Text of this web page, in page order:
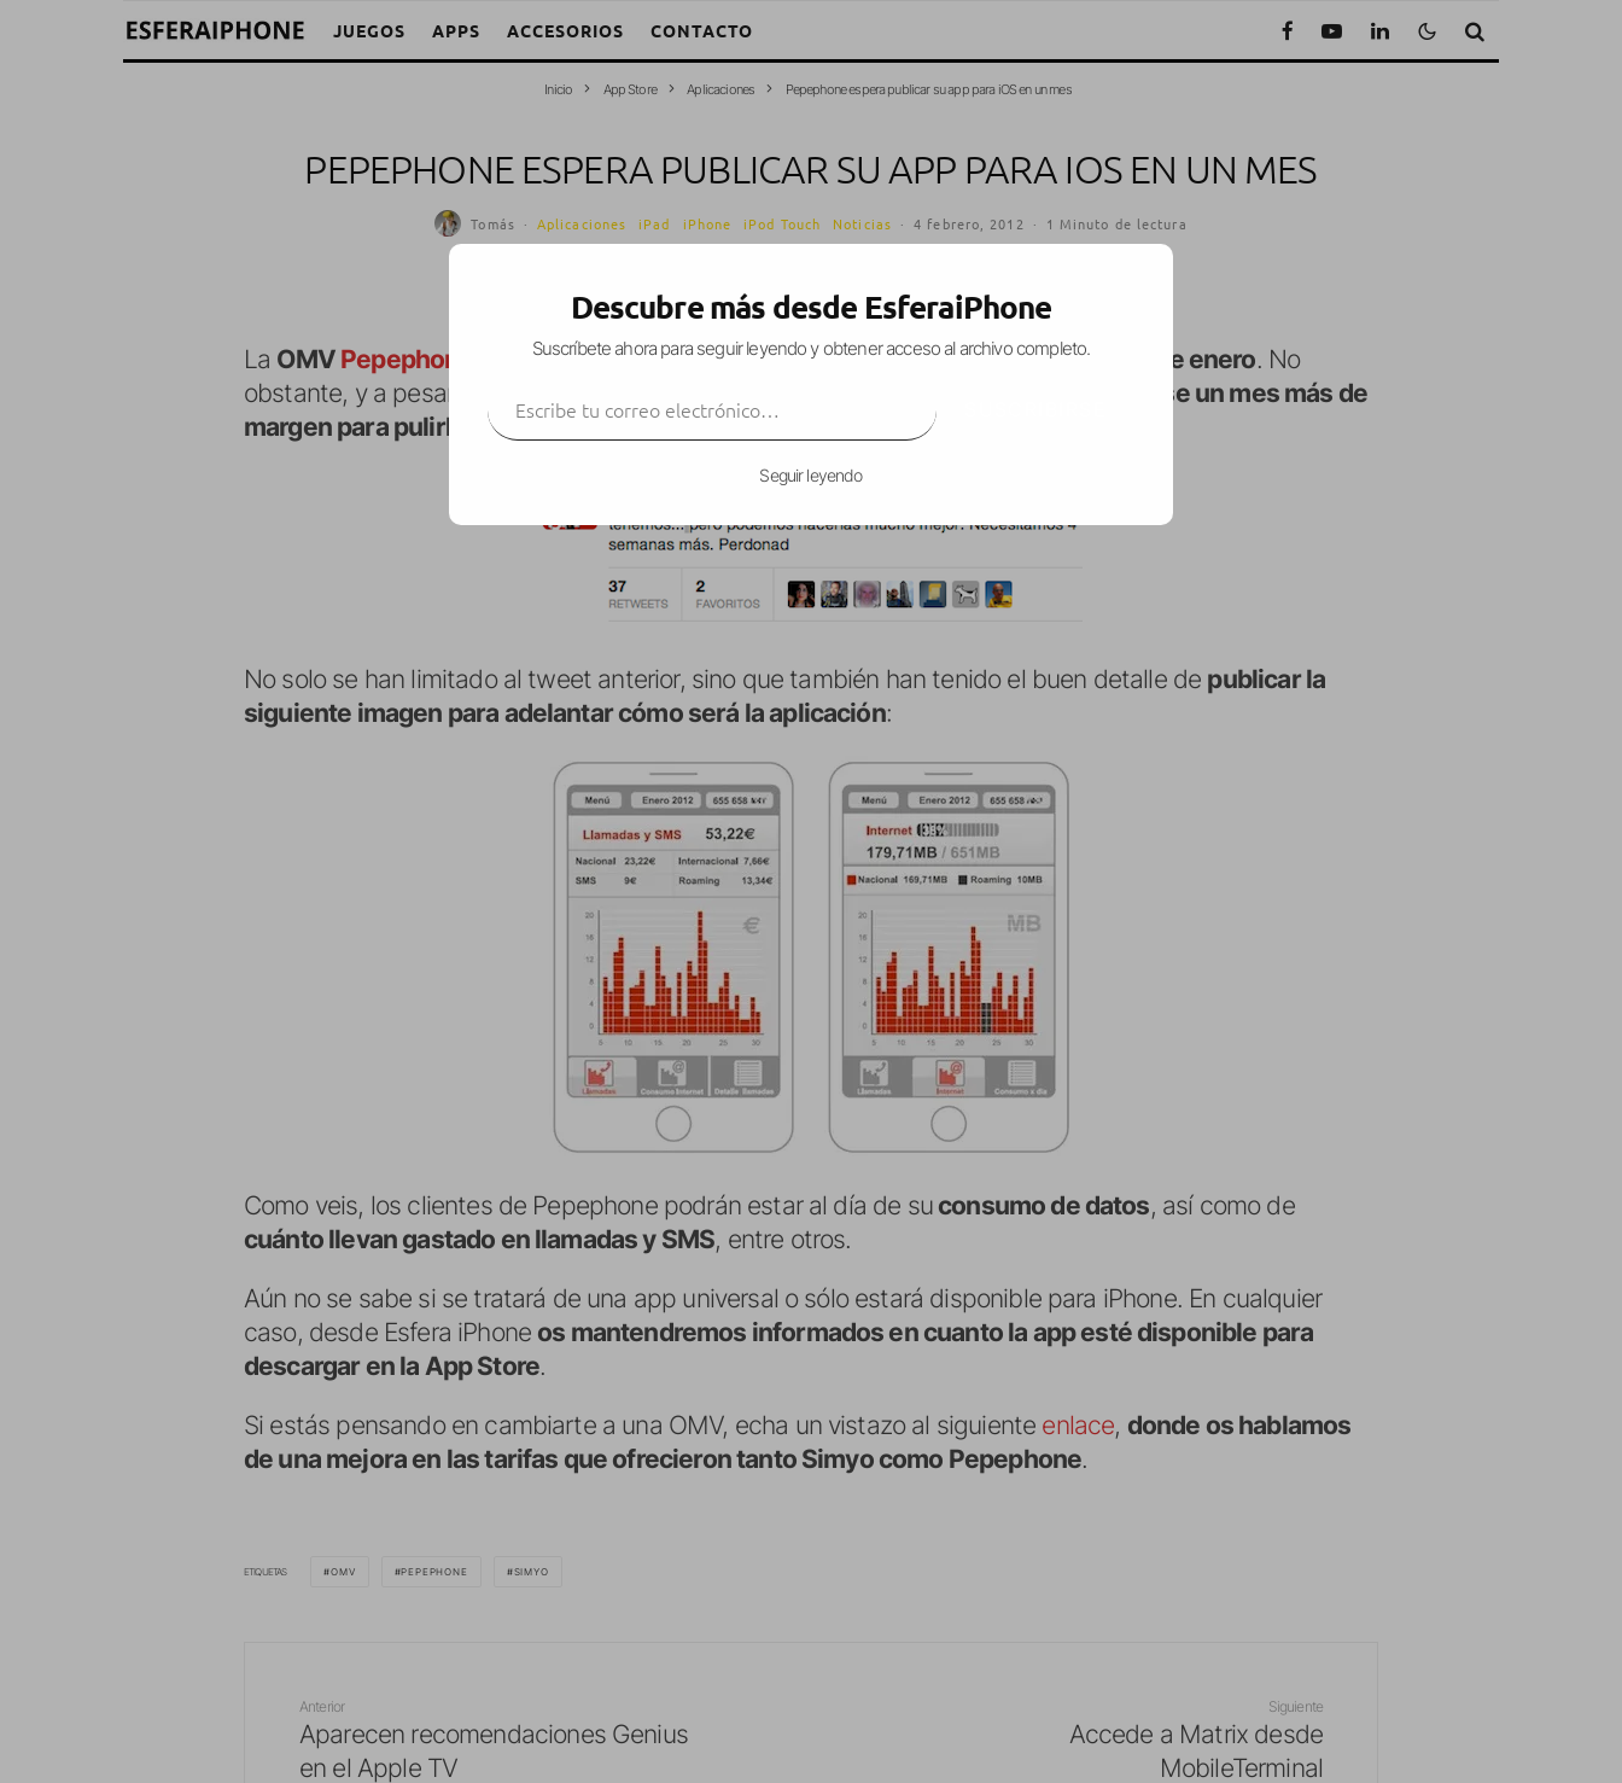
JUEGOS APPS ACCESORIOS CONTACTO
Inicio App Store Aplicaciones Pepephone espera publicar su app para iOS en un mes
PEPEPHONE ESPERA PUBLICAR SU APP PARA IOS EN UN MES
Tomás · Aplicaciones iPad iPhone iPod Touch Noticias · 4 febrero, 2012 · 1 Minuto de lectura
La OMV Pepephone había prometido a sus clientesuna app para iOS para el mes de enero. No
obstante, y a pesar de que ya la tengan lista para su lanzamiento,
han preferido darse un mes más de
margen para pulirla y ultimarla.
No solo se han limitado al tweet anterior, sino que también han tenido el buen detalle de publicar la
siguiente imagen para adelantar cómo será la aplicación:
Como veis, los clientes de Pepephone podrán estar al día de suconsumo de datos, así como de
cuánto llevan gastado en llamadas y SMS, entre otros.
Aún no se sabe si se tratará de una app universal o sólo estará disponible para iPhone. En cualquier
caso, desde Esfera iPhone os mantendremos informados en cuanto la app esté disponible para
descargar en la App Store.
Si estás pensando en cambiarte a una OMV, echa un vistazo al siguiente enlace, donde os hablamos
de una mejora en las tarifas que ofrecieron tanto Simyo como Pepephone.
ETIQUETAS OMV PEPEPHONE SIMYO
Anterior
Aparecen recomendaciones Genius
en el Apple TV
Siguiente
Accede a Matrix desde
MobileTerminal
Descubre más desde EsferaiPhone
Suscríbete ahora para seguir leyendo y obtener acceso al archivo completo.
Seguir leyendo